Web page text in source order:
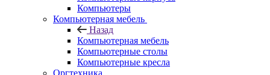
Компьютеры
Компьютерная мебель
Назад
Компьютерная мебель
Компьютерные столы
Компьютерные кресла
Оргтехника